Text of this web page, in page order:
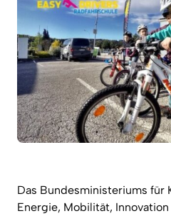
Das Bundesministeriums für
Energie, Mobilität,